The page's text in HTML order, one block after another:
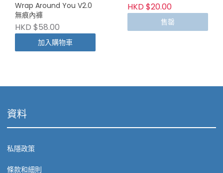
Wrap Around You V2.0
無痕內褲
HKD $58.00
加入購物車
HKD $20.00
售罄
資料
私隱政策
條款和細則